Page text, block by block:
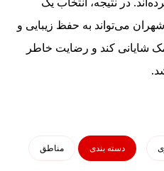
می‌تواند به حفظ زیبایی و
شایانی کند و رضایت خاطر
دسته بندی مناطق